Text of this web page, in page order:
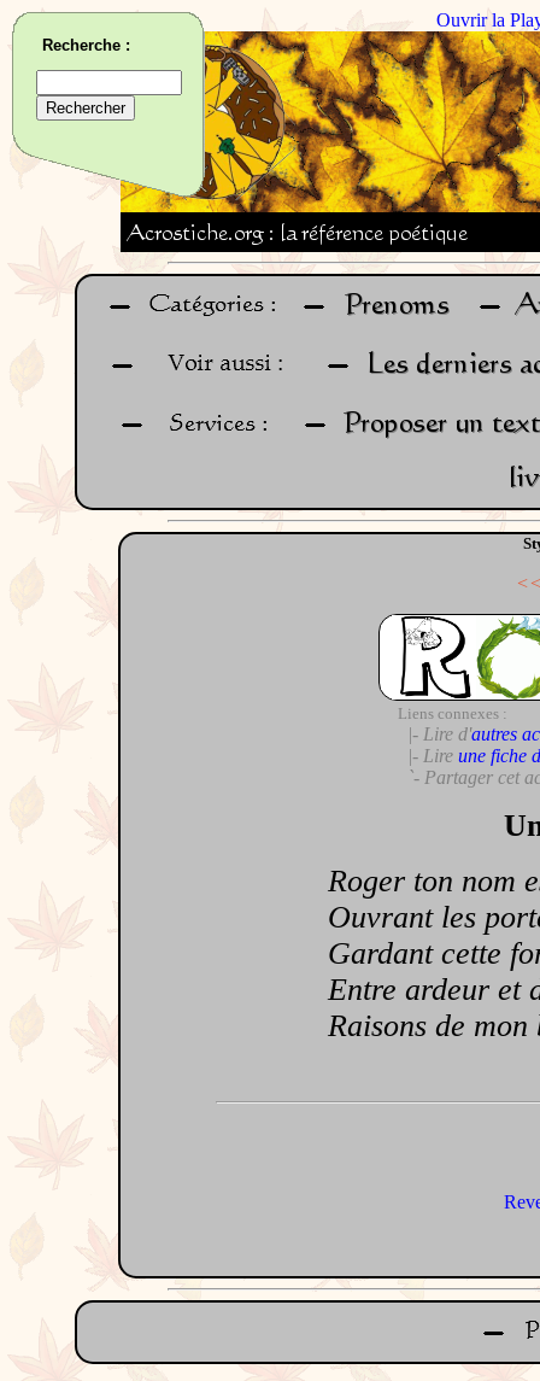
Ouvrir la
Liens connexes :
|- Lire d'autres
|- Lire une fiche
`- Partager cet
Roger ton nom
Ouvrant les
Gardant cette
Entre ardeur et
Raisons de mon
Recherche :